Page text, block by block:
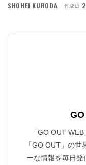
SHOHEI KURODA 作成日
「GO OUT
「GO OUT」の
ーな情報を毎日